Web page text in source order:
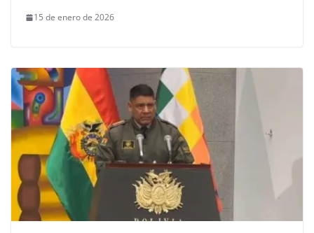
15 de enero de 2026